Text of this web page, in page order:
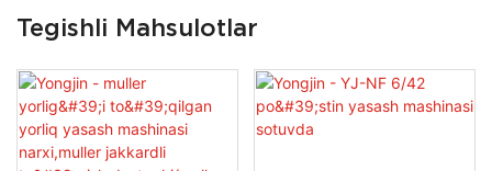
Tegishli Mahsulotlar